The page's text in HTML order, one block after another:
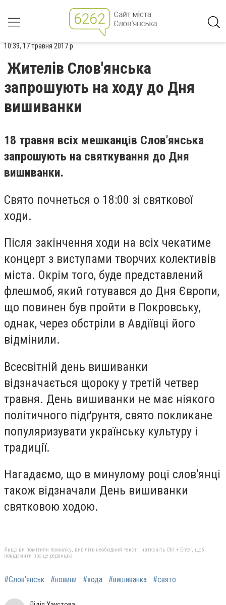
10:39, 17 травня 2017 р.
Жителів Слов'янська
запрошують на ходу до Дня
вишиванки
18 травня всіх мешканців Слов'янська
запрошують на святкування до Дня
вишиванки.
Свято почнеться о 18:00 зі святкової
ходи.
Після закінчення ходи на всіх чекатиме
концерт з виступами творчих колективів
міста. Окрім того, буде представлений
флешмоб, який готувався до Дня Європи,
що повинен був пройти в Покровську,
однак, через обстріли в Авдіївці його
відмінили.
Всесвітній день вишиванки
відзначається щороку у третій четвер
травня. День вишиванки не має ніякого
політичного підґрунтя, свято покликане
популяризувати українську культуру і
традиції.
Нагадаємо, що в минулому році слов'янці
також відзначали День вишиванки
святковою ходою.
Якщо ви помітили помилку, виділіть необхідний текст і натисніть Ctrl + Enter, щоб
повідомити про це редакцію
#Слов'янськ #новини #хода #вишиванка #свято